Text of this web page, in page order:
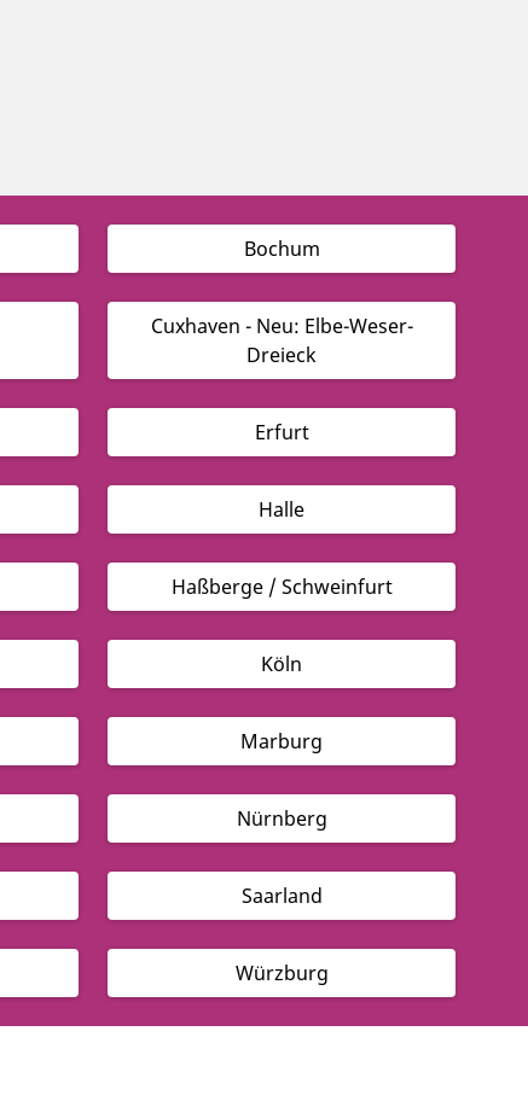
Bochum
Cuxhaven - Neu: Elbe-Weser-
Dreieck
Erfurt
Halle
Haßberge / Schweinfurt
Köln
Marburg
Nürnberg
Saarland
Würzburg